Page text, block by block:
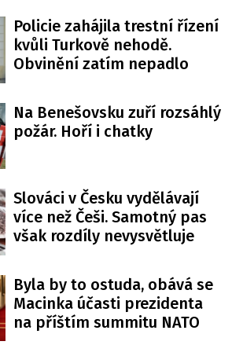
Policie zahájila trestní řízení
kvůli Turkově nehodě.
Obvinění zatím nepadlo
Na Benešovsku zuří rozsáhlý
požár. Hoří i chatky
Slováci v Česku vydělávají
více než Češi. Samotný pas
však rozdíly nevysvětluje
Byla by to ostuda, obává se
Macinka účasti prezidenta
na příštím summitu NATO